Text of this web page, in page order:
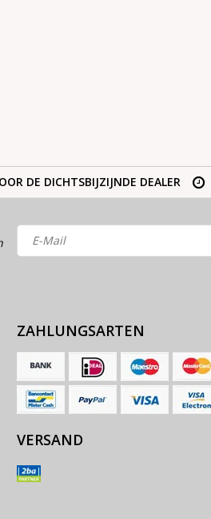
DE DICHTSBIJZIJNDE DEALER
ZAHLUNGSARTEN
VERSAND